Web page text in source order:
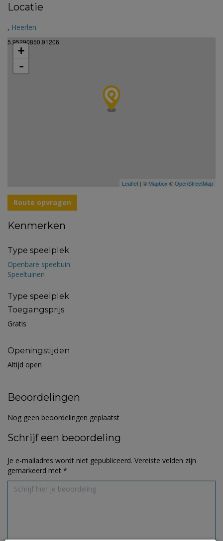
Locatie
, Heerlen
5.95290850.91206
+
-
Leaflet | © Mapbox ©OpenStreetMap
Route opvragen
Kenmerken
Type speelplek
Openbare speeltuin
Speeltuinen
Type speelplek
Toegangsprijs
Gratis
Openingstijden
Altijd open
Beoordelingen
Nog geen beoordelingen geplaatst
Schrijf een beoordeling
Je e-mailadres wordt niet gepubliceerd. Vereiste velden zijn
gemarkeerd met *